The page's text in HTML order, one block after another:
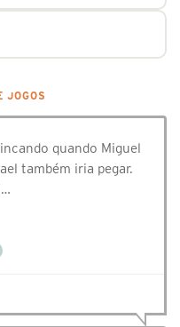
JOGOS
quando Miguel
também iria pegar.